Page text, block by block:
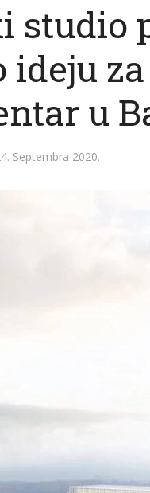
studio
u
Septembra 2020.